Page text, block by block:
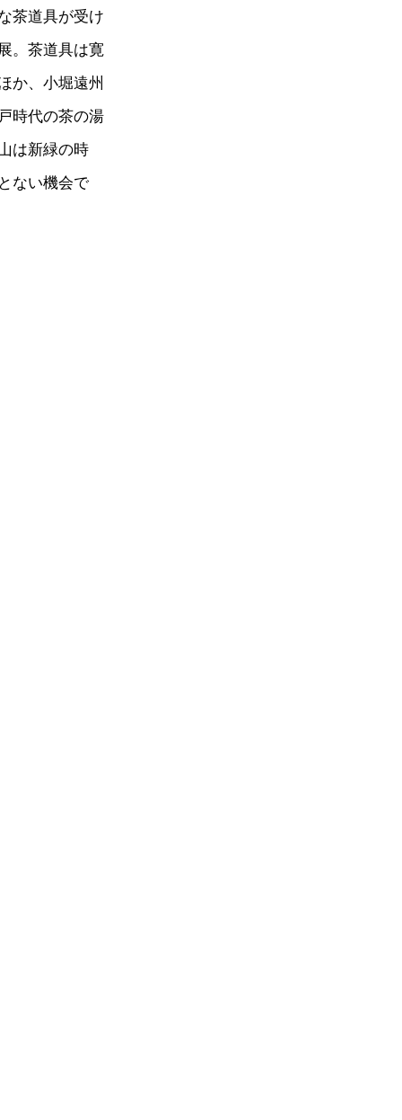
茶道具が受け
。茶道具は寛
か、小堀遠州
時代の茶の湯
は新緑の時
ない機会で